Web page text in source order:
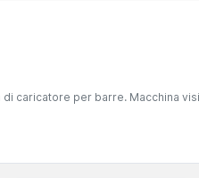
caricatore per barre. Macchina